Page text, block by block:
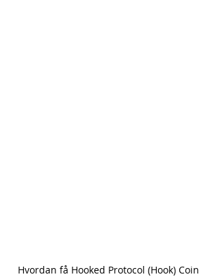
Hvordan få Hooked Protocol (Hook) Coin